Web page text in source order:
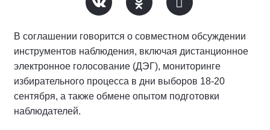
В соглашении говорится о совместном обсуждении
инструментов наблюдения, включая дистанционное
электронное голосование (ДЭГ), мониторинге
избирательного процесса в дни выборов 18-20
сентября, а также обмене опытом подготовки
наблюдателей.